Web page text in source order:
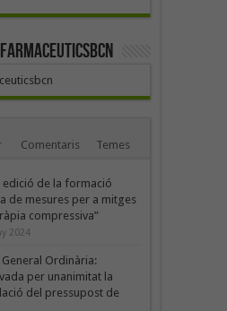
Comentaris Temes
edició de la formació
de mesures per a mitges
compressiva”
2024
General Ordinària:
per unanimitat la
del pressupost de